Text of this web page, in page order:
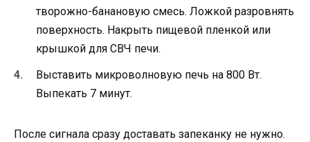
творожно-банановую смесь. Ложкой разровнять
поверхность. Накрыть пищевой пленкой или
крышкой для СВЧ печи.
Выставить микроволновую печь на 800 Вт.
Выпекать 7 минут.
После сигнала сразу доставать запеканку не нужно.